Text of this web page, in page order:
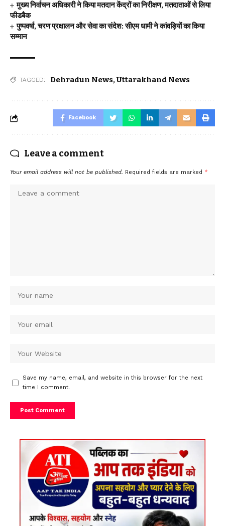
मुख्य निर्वाचन अधिकारी ने किया मतदान केंद्रों का निरीक्षण, मतदाताओं से लिया
फीडबैक
पुष्पवर्षा, चरण प्रक्षालन और सेवा का संदेश: सीएम धामी ने कांवड़ियों का किया
सम्मान
TAGGED: Dehradun News,Uttarakhand News
Facebook
Leave a comment
Your email address will not be published. Required fields are marked *
Save my name, email, and website in this browser for the next
time I comment.